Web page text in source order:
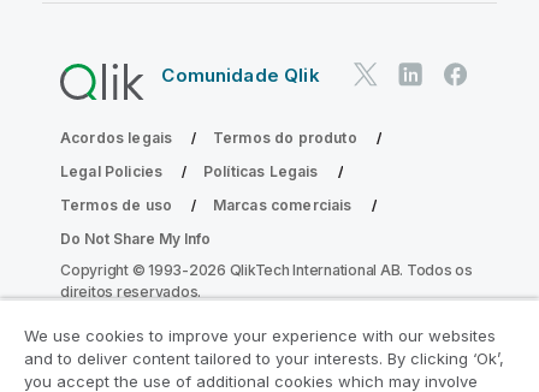
Comunidade Qlik
Acordos legais
Termos do produto
Legal Policies
Políticas Legais
Termos de uso
Marcas comerciais
Do Not Share My Info
Copyright © 1993-2026 QlikTech International AB. Todos os
direitos reservados.
Participe do Programa de Modernização
We use cookies to improve your experience with our websites
and to deliver content tailored to your interests. By clicking ‘Ok’,
you accept the use of additional cookies which may involve